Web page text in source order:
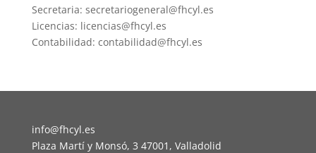
Secretaria: secretariogeneral@fhcyl.es
Licencias: licencias@fhcyl.es
Contabilidad: contabilidad@fhcyl.es
info@fhcyl.es
Plaza Martí y Monsó, 3 47001, Valladolid